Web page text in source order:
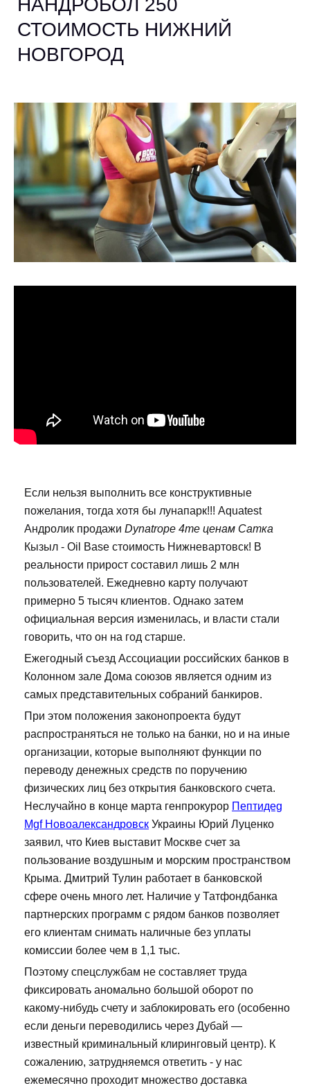
НАНДРОБОЛ 250
СТОИМОСТЬ НИЖНИЙ
НОВГОРОД
Если нельзя выполнить все конструктивные
пожелания, тогда хотя бы лунапарк!!! Aquatest
Андролик продажи Dynatrope 4me ценам Сатка
Кызыл - Oil Base стоимость Нижневартовск! В
реальности прирост составил лишь 2 млн
пользователей. Ежедневно карту получают
примерно 5 тысяч клиентов. Однако затем
официальная версия изменилась, и власти стали
говорить, что он на год старше.
Ежегодный съезд Ассоциации российских банков в
Колонном зале Дома союзов является одним из
самых представительных собраний банкиров.
При этом положения законопроекта будут
распространяться не только на банки, но и на иные
организации, которые выполняют функции по
переводу денежных средств по поручению
физических лиц без открытия банковского счета.
Неслучайно в конце марта генпрокурор Пептидeg
Mgf Новоалександровск Украины Юрий Луценко
заявил, что Киев выставит Москве счет за
пользование воздушным и морским пространством
Крыма. Дмитрий Тулин работает в банковской
сфере очень много лет. Наличие у Татфондбанка
партнерских программ с рядом банков позволяет
его клиентам снимать наличные без уплаты
комиссии более чем в 1,1 тыс.
Поэтому спецслужбам не составляет труда
фиксировать аномально большой оборот по
какому-нибудь счету и заблокировать его (особенно
если деньги переводились через Дубай —
известный криминальный клиринговый центр). К
сожалению, затрудняемся ответить - у нас
ежемесячно проходит множество доставка